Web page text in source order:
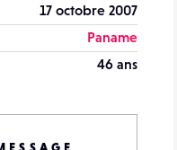
17 octobre 2007
Paname
46 ans